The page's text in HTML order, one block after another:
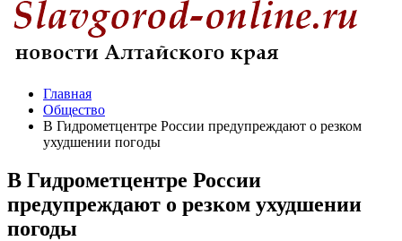
Главная
Общество
В Гидрометцентре России предупреждают о резком
ухудшении погоды
В Гидрометцентре России
предупреждают о резком ухудшении
погоды